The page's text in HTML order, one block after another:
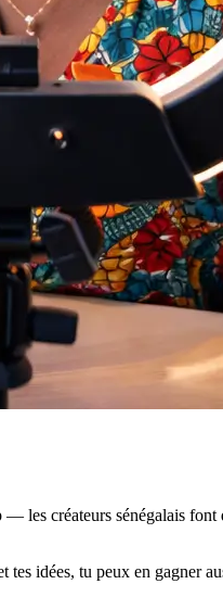
les créateurs sénégalais font
idées, tu peux en gagner